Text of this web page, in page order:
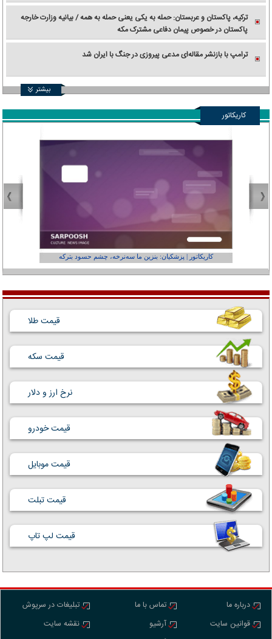
ترکیه، پاکستان و عربستان: حمله به یکی یعنی حمله به همه / بیانیه وزارت خارجه
پاکستان در خصوص پیمان دفاعی مشترک مکه
ترامپ با بازنشر مقاله‌ای مدعی پیروزی در جنگ با ایران شد
بیشتر
کاریکاتور
کاریکاتور | پزشکیان: بنزین ما سه‌نرخه، چشم حسود بترکه
قیمت طلا
قیمت سکه
نرخ ارز و دلار
قیمت خودرو
قیمت موبایل
قیمت تبلت
قیمت لپ تاپ
درباره ما
قوانین سایت
تماس با ما
آرشیو
تبلیغات در سرپوش
نقشه سایت